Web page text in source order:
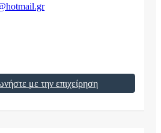
με την επιχείρηση